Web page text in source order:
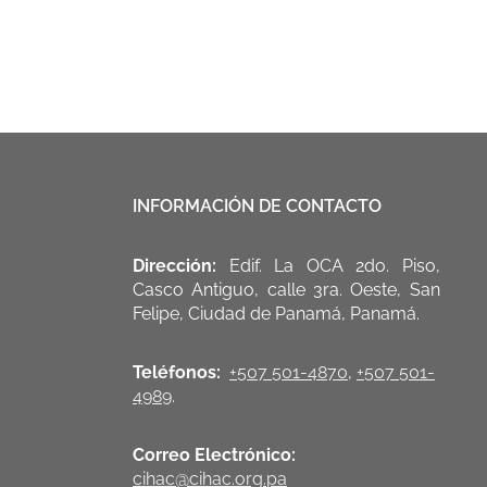
INFORMACIÓN DE CONTACTO
Dirección: Edif. La OCA 2do. Piso,
Casco Antiguo, calle 3ra. Oeste, San
Felipe, Ciudad de Panamá, Panamá.
Teléfonos: +507 501-4870, +507 501-
4989.
Correo Electrónico:
cihac@cihac.org.pa